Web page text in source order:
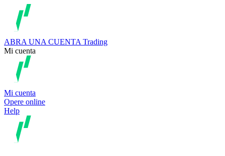
ABRA UNA CUENTA Trading
Mi cuenta
Mi cuenta
Opere online
Help